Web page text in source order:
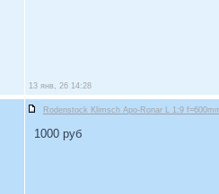
13 янв, 26 14:28
Rodenstock Klimsch Apo-Ronar L 1:9
1000 руб